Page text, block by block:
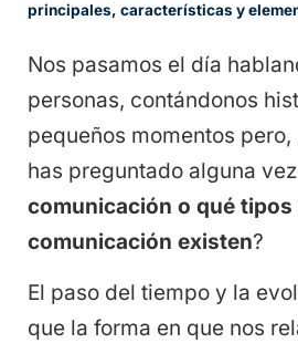
principales, características y
Nos pasamos el día
personas, contándonos
pequeños momentos
has preguntado alguna vez
comunicación o qué tipos
comunicación existen?
El paso del tiempo y la
que la forma en que nos